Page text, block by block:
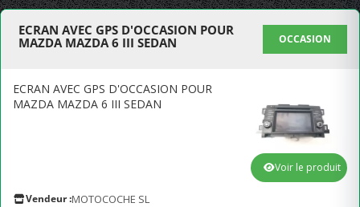
ECRAN AVEC GPS D'OCCASION POUR
MAZDA MAZDA 6 III SEDAN
OCCASION
ECRAN AVEC GPS D'OCCASION POUR
MAZDA MAZDA 6 III SEDAN
Vendeur :MOTOCOCHE SL
Voir le produit